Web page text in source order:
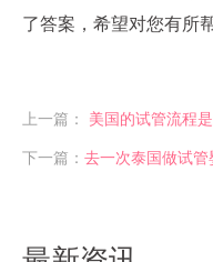
了答案，希望对您有所
上一篇： 美国的试管流程
下一篇： 去一次泰国做试管